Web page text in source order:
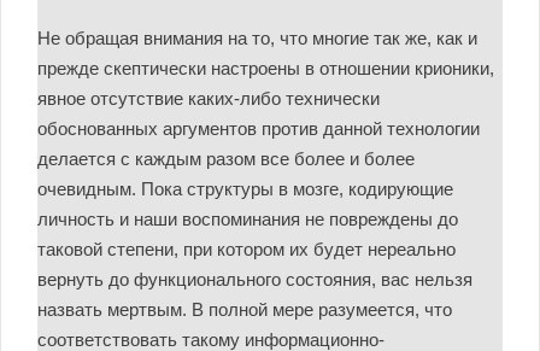
Не обращая внимания на то, что многие так же, как и
прежде скептически настроены в отношении крионики,
явное отсутствие каких-либо технически
обоснованных аргументов против данной технологии
делается с каждым разом все более и более
очевидным. Пока структуры в мозге, кодирующие
личность и наши воспоминания не повреждены до
таковой степени, при котором их будет нереально
вернуть до функционального состояния, вас нельзя
назвать мертвым. В полной мере разумеется, что
соответствовать такому информационно-